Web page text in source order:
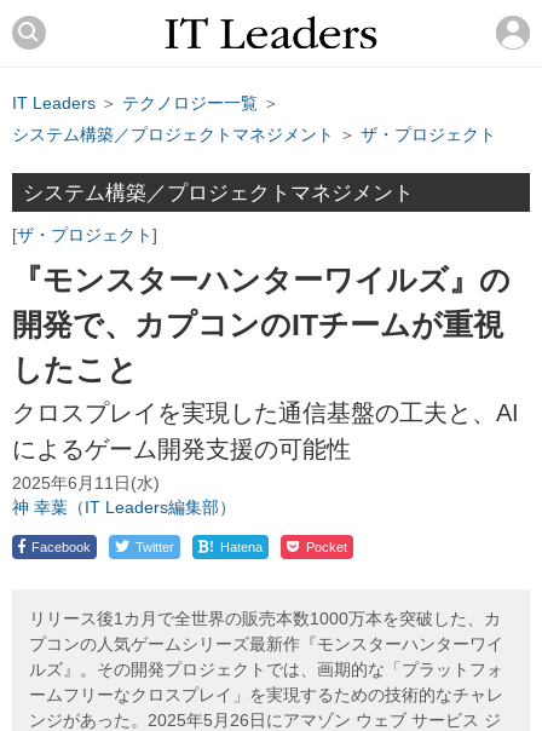
IT Leaders ＞ テクノロジー一覧 ＞
システム構築／プロジェクトマネジメント
＞ ザ・プロジェクト
システム構築／プロジェクトマネジメント
ザ・プロジェクト
『モンスターハンターワイルズ』の
開発で、カプコンのITチームが重視
したこと
クロスプレイを実現した通信基盤の工夫と、AI
によるゲーム開発支援の可能性
2025年6月11日(水)
神 幸葉（IT Leaders編集部）
Facebook Twitter ! Hatena Pocket
リリース後1カ月で全世界の販売本数1000万本を突破した、カ
プコンの人気ゲームシリーズ最新作『モンスターハンターワイ
ルズ』。その開発プロジェクトでは、画期的な「プラットフォ
ームフリーなクロスプレイ」を実現するための技術的なチャレ
ンジがあった。2025年5月26日にアマゾン ウェブ サービス ジ